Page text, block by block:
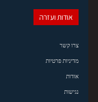
אודות ועזרה
צרו קשר
מדיניות פרטיות
אודות
נגישות